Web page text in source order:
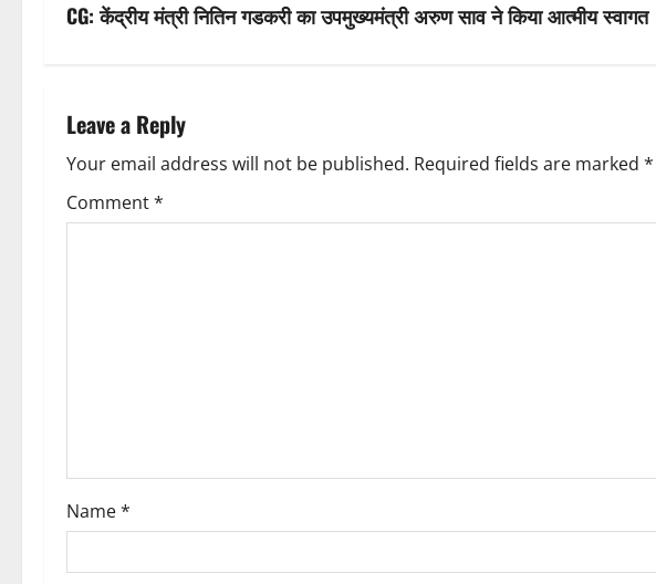
s
n
a
v
o
n
CG: केंद्रीय मंत्री नितिन गडकरी का उपमुख्यमंत्री अरुण साव ने किया आत्मीय स्वागत
Leave a Reply
Your email address will not be published. Required fields are marked *
Comment*
Name*